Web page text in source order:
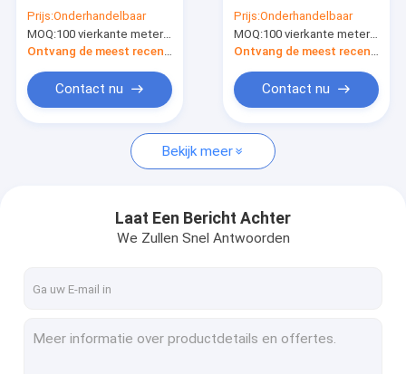
Nieuws
Verzoek om een Citaat
Het Tapijt van de luxegastvrijheid
Geweven Axminster-Tapijt
Nylon Gedrukt Tapijt
design printed carpet
tiles
Prijs:Onderhandelbaar
MOQ:100 vierkante meter per kleur
Ontvang de meest recente Prijs
Contact nu
Patroon en Grootte
voor Huis of Bureau
Prijs:Onderhandelbaar
MOQ:100 vierkante meter per kleur
Ontvang de meest recente Prijs
Contact nu
Bekijk meer
Laat Een Bericht Achter
We Zullen Snel Antwoorden